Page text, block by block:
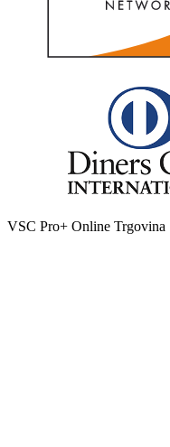
VSC Pro+ Online Trgovina